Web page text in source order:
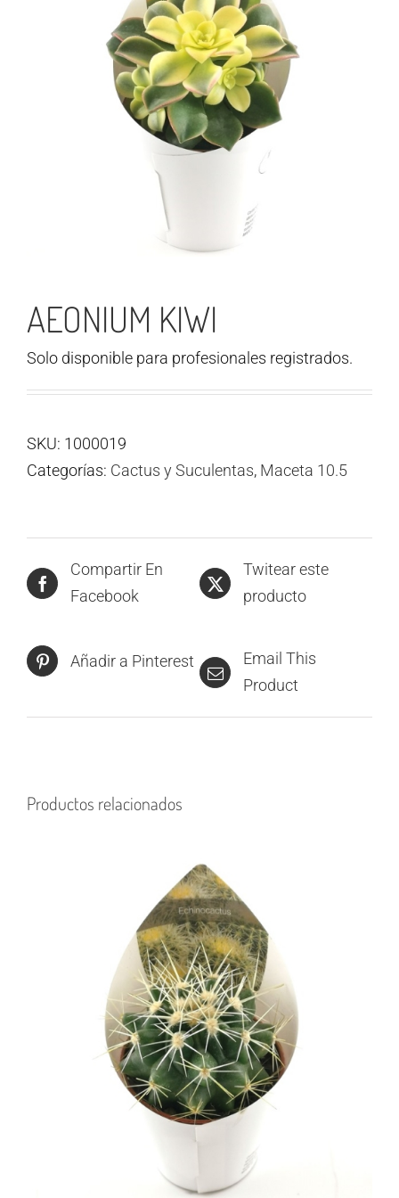
AEONIUM KIWI
Solo disponible para profesionales registrados.
SKU: 1000019
Categorías: Cactus y Suculentas, Maceta 10.5
Compartir En
Facebook
Twitear este
producto
Añadir a Pinterest
Email This
Product
Productos relacionados